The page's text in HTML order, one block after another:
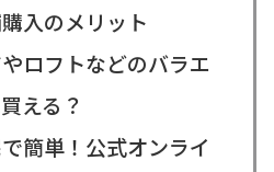
入のメリット
ロフトなどのバラエ
える？
簡単！公式オンライ